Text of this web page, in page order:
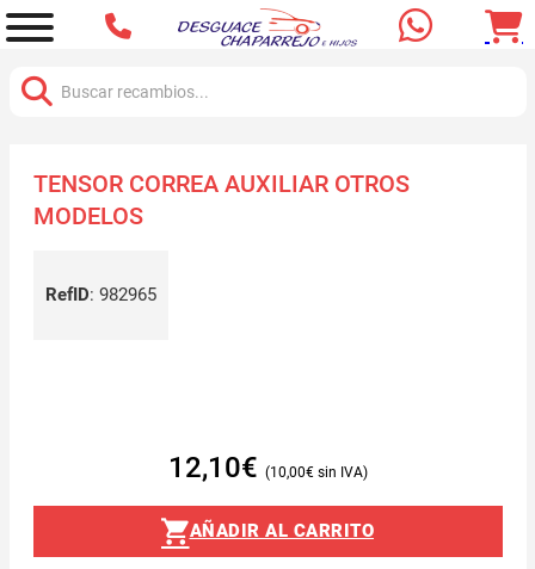
TENSOR CORREA AUXILIAR OTROS
MODELOS
RefID: 982965
12,10€ 10,00€
AÑADIR AL CARRITO